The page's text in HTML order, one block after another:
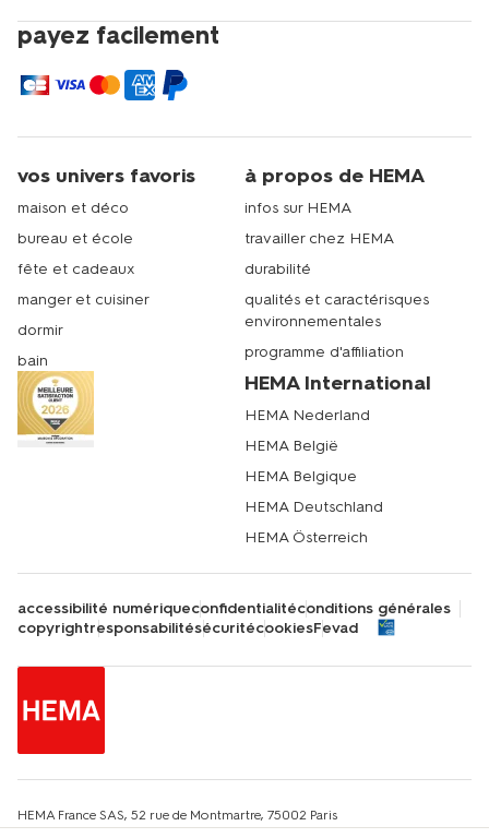
payez facilement
vos univers favoris
maison et déco
bureau et école
fête et cadeaux
manger et cuisiner
dormir
bain
à propos de HEMA
infos sur HEMA
travailler chez HEMA
durabilité
qualités et caractérisques
environnementales
programme d'affiliation
HEMA International
HEMA Nederland
HEMA België
HEMA Belgique
HEMA Deutschland
HEMA Österreich
accessibilité numériqueconfidentialitéconditions générales
copyrightresponsabilitésécuritécookiesFevad
HEMA France SAS, 52 rue de Montmartre, 75002 Paris
email service clientèle : serviceclientele@hema.nl